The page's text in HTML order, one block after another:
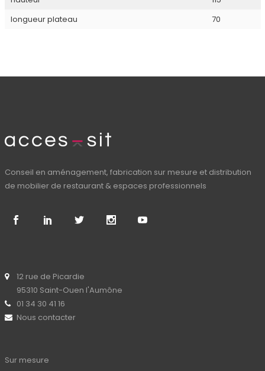
longueur plateau
70
Conseil en aménagement, fabrication sur mesure et distribution
de mobilier de restaurant & espaces professionnels
12 rue de Picardie
95310 Saint-Ouen l'Aumône
01 34 30 41 16
Nous contacter
Sur mesure